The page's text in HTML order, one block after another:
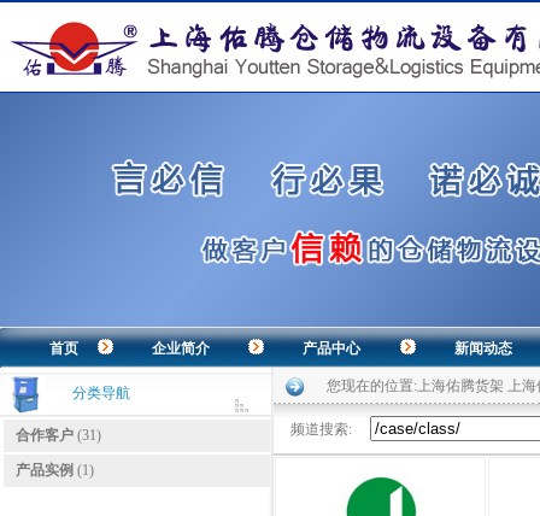
首页 企业简介 产品中心 新闻动态
分类导航
合作客户 (31)
产品实例 (1)
您现在的位置:上海佑腾货架 上
频道搜索: